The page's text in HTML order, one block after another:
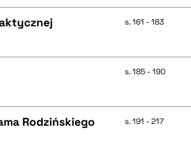
s. 161 - 183
s. 185 - 190
Rodzińskiego
s. 191 - 217